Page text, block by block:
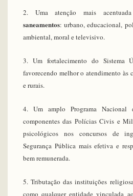
2. Uma atenção mais
saneamentos: urbano, educacional,
ambiental, moral e televisivo.
3. Um fortalecimento do Sistema
favorecendo melhor o atendimento às
e rurais.
4. Um amplo Programa Nacional
componentes das Polícias Civis e
psicológicos nos concursos de
Segurança Pública mais efetiva e
bem remunerada.
5. Tributação das instituições
como qualquer entidade vinculada